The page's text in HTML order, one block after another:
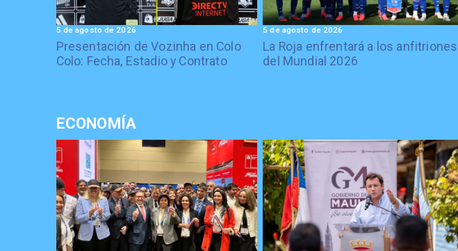
Presentación de Vozinha en Colo
Colo: Fecha, Estadio y Contrato
5 de agosto de 2026
La Roja enfrentará a los anfitriones
del Mundial 2026
5 de agosto de 2026
ECONOMÍA